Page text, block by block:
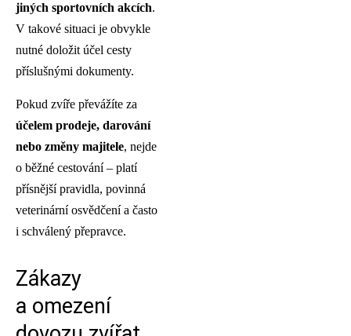
jiných sportovních akcích.
V takové situaci je obvykle
nutné doložit účel cesty
příslušnými dokumenty.
Pokud zvíře převážíte za
účelem prodeje, darování
nebo změny majitele, nejde
o běžné cestování – platí
přísnější pravidla, povinná
veterinární osvědčení a často
i schválený přepravce.
Zákazy
a omezení